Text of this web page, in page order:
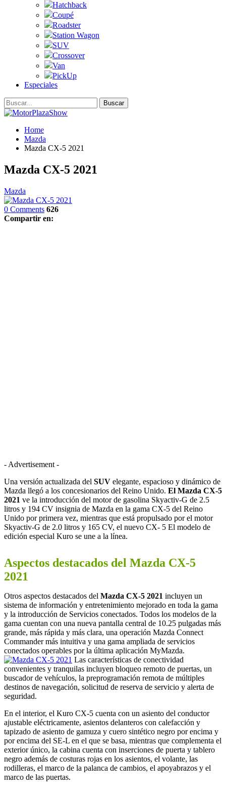
Hatchback
Coupé
Roadster
Station Wagon
SUV
Crossover
Van
PickUp
Especiales
Home
Mazda
Mazda CX-5 2021
Mazda CX-5 2021
Mazda
0 Comments 626
Compartir en:
- Advertisement -
Una versión actualizada del SUV elegante, espacioso y dinámico de
Mazda llegó a los concesionarios del Reino Unido. El Mazda CX-5
2021 ve la introducción del motor de gasolina Skyactiv-G de 2.5
litros y 194 CV insignia de Mazda en la gama CX-5 del Reino
Unido por primera vez, mientras que está propulsado por el motor
Skyactiv-G de 2.0 litros y 165 CV, el nuevo CX- 5 El modelo de
edición especial Kuro se une a la línea.
Aspectos destacados del Mazda CX-5
2021
Otros aspectos destacados del Mazda CX-5 2021 incluyen un
sistema de información y entretenimiento mejorado en toda la gama
y la introducción de Servicios conectados. Todos los modelos de la
gama cuentan con una nueva pantalla central de 10.25 pulgadas más
grande, más rápida y más clara, una operación Mazda Connect
Commander más intuitiva y una gama ampliada de servicios
conectados operables por la última aplicación MyMazda.
Las características de conectividad
convenientes y tranquilas incluyen bloqueo remoto de puertas, un
buscador de vehículos, la preprogramación remota de múltiples
destinos de navegación, solicitud de reserva de servicio y alerta de
seguridad.
En el interior, el Kuro CX-5 cuenta con un asiento del conductor
ajustable eléctricamente, asientos delanteros con calefacción y
tapizado de asiento de gamuza y cuero sintético negro por encima y
por encima del SE-L en el que se basa, mientras que complementa el
exterior único, la cabina cuenta con inserciones de puerta y tablero
negro además de costuras rojas en los asientos, el volante, las
rodilleras, el marco de la palanca de cambios, el apoyabrazos y el
marco de las puertas.